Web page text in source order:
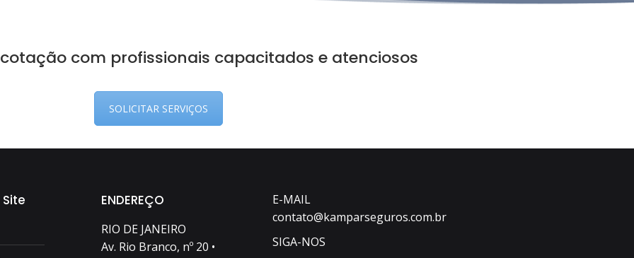
com profissionais capacitados e atenciosos
SOLICITAR SERVIÇOS
ENDEREÇO
RIO DE JANEIRO
Av. Rio Branco, nº 20 •
E-MAIL
contato@kamparseguros.com.br
SIGA-NOS